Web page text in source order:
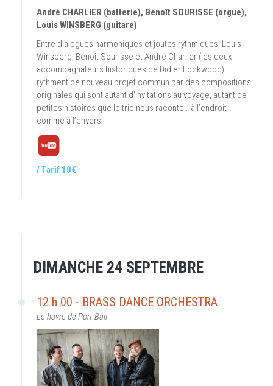
André CHARLIER (batterie), Benoît SOURISSE (orgue),
Louis WINSBERG (guitare)
Entre dialogues harmoniques et joutes rythmiques, Louis
Winsberg, Benoît Sourisse et André Charlier (les deux
accompagnateurs historiques de Didier Lockwood)
rythment ce nouveau projet commun par des compositions
originales qui sont autant d’invitations au voyage, autant de
petites histoires que le trio nous raconte… à l’endroit
comme à l’envers !
/ Tarif 10€
DIMANCHE 24 SEPTEMBRE
12 h 00 - BRASS DANCE ORCHESTRA
Le havre de Port-Bail